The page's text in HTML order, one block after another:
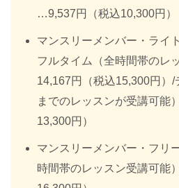
…9,537円（税込10,300円）
マンスリーメンバー・ライ
フルタイム（全時間帯のレ
14,167円（税込15,300円）
までのレッスンが受講可能
13,300円）
マンスリーメンバー・フリ
時間帯のレッスン受講可能